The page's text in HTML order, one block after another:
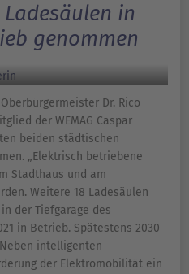
in
genommen
Dr. Rico
der WEMAG Caspar
beiden städtischen
„Elektrisch betriebene
Stadthaus und am
Weitere 18 Ladesäulen
der Tiefgarage des
in Betrieb. Spätestens 2030
intelligenten
der Elektromobilität ein